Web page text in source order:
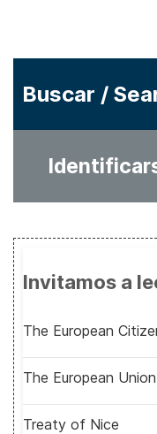
Buscar /
Invitamos a
The European
The European
Treaty of Nice